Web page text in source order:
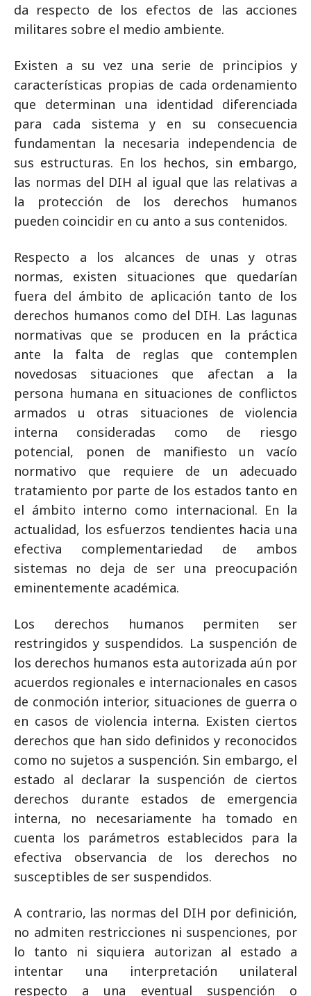
da respecto de los efectos de las acciones
militares sobre el medio ambiente.
Existen a su vez una serie de principios y
características propias de cada ordenamiento
que determinan una identidad diferenciada
para cada sistema y en su consecuencia
fundamentan la necesaria independencia de
sus estructuras. En los hechos, sin embargo,
las normas del DIH al igual que las relativas a
la protección de los derechos humanos
pueden coincidir en cu anto a sus contenidos.
Respecto a los alcances de unas y otras
normas, existen situaciones que quedarían
fuera del ámbito de aplicación tanto de los
derechos humanos como del DIH. Las lagunas
normativas que se producen en la práctica
ante la falta de reglas que contemplen
novedosas situaciones que afectan a la
persona humana en situaciones de conflictos
armados u otras situaciones de violencia
interna consideradas como de riesgo
potencial, ponen de manifiesto un vacío
normativo que requiere de un adecuado
tratamiento por parte de los estados tanto en
el ámbito interno como internacional. En la
actualidad, los esfuerzos tendientes hacia una
efectiva complementariedad de ambos
sistemas no deja de ser una preocupación
eminentemente académica.
Los derechos humanos permiten ser
restringidos y suspendidos. La suspención de
los derechos humanos esta autorizada aún por
acuerdos regionales e internacionales en casos
de conmoción interior, situaciones de guerra o
en casos de violencia interna. Existen ciertos
derechos que han sido definidos y reconocidos
como no sujetos a suspención. Sin embargo, el
estado al declarar la suspención de ciertos
derechos durante estados de emergencia
interna, no necesariamente ha tomado en
cuenta los parámetros establecidos para la
efectiva observancia de los derechos no
susceptibles de ser suspendidos.
A contrario, las normas del DIH por definición,
no admiten restricciones ni suspenciones, por
lo tanto ni siquiera autorizan al estado a
intentar una interpretación unilateral
respecto a una eventual suspención o